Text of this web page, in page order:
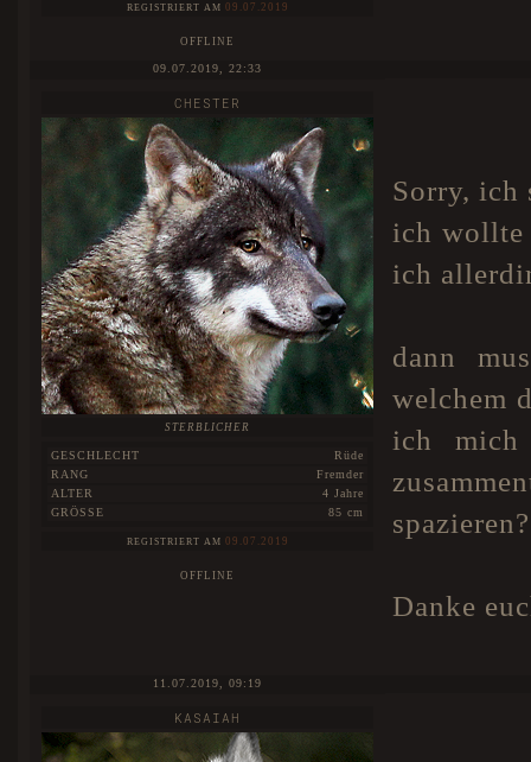
REGISTRIERT AM 09.07.2019
OFFLINE
09.07.2019, 22:33
CHESTER
STERBLICHER
GESCHLECHT
Rüde
RANG
Fremder
ALTER
4 Jahre
GRÖSSE
85 cm
REGISTRIERT AM 09.07.2019
OFFLINE
Sorry, ich
ich wollte
ich
dann
welchem
ich mich
spazieren?
Danke
11.07.2019, 09:19
KASAIAH